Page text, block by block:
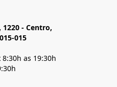
1220 - Centro,
015
8:30h as 19:30h